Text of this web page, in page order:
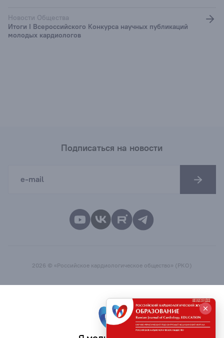
Новости Общества
Итоги I Всероссийского Конкурса научных публикаций
молодых кардиологов
Подписаться на новости
2026 © «Российское кардиологическое общество» (РКО)